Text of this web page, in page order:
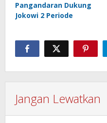
Pangandaran Dukung
Jokowi 2 Periode
Jangan Lewatkan